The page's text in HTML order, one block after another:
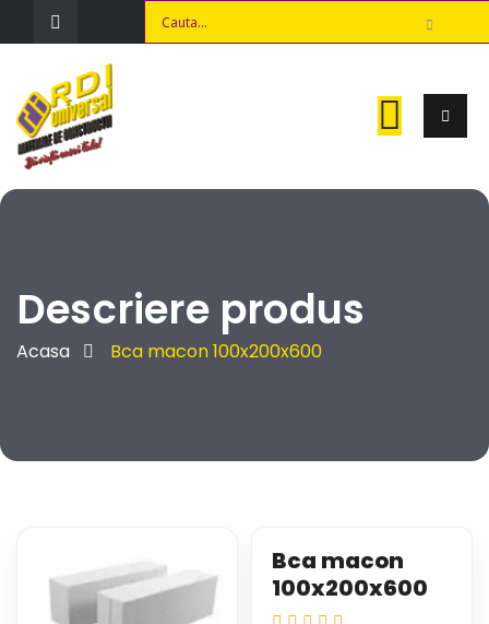
Descriere produs
Acasa Bca macon 100x200x600
Bca macon
100x200x600